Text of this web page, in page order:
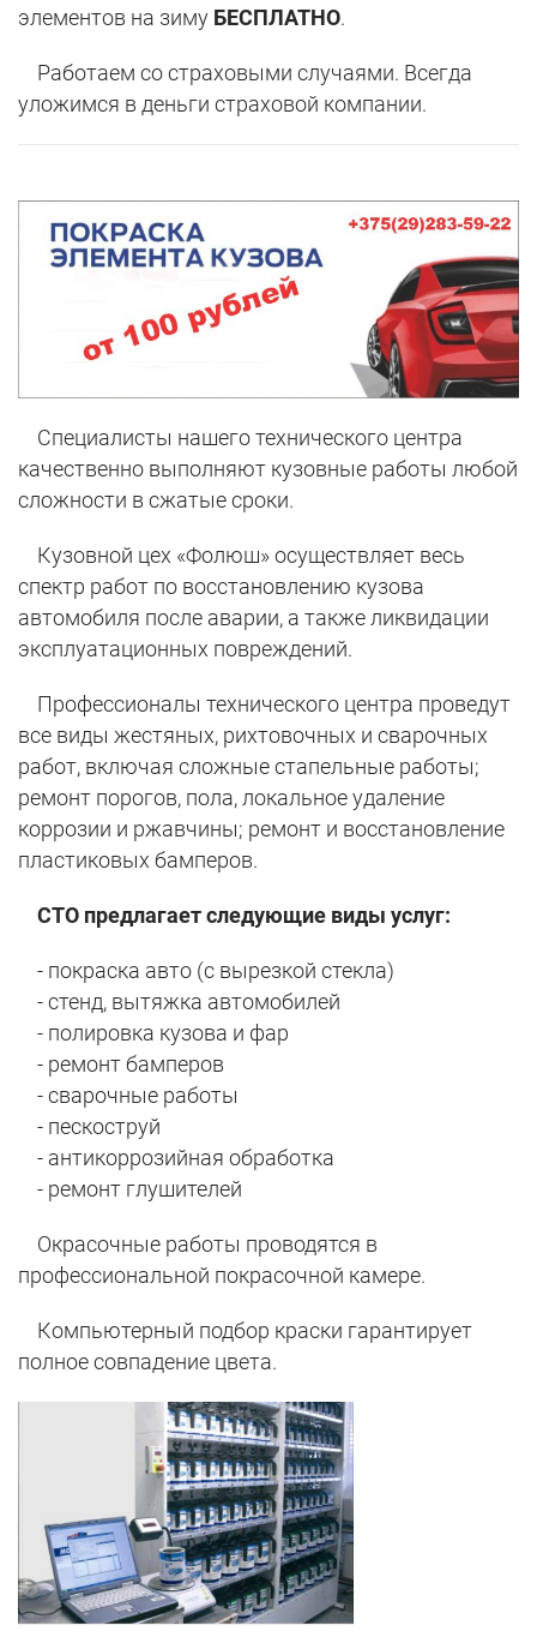
элементов на зиму БЕСПЛАТНО.
Работаем со страховыми случаями. Всегда
уложимся в деньги страховой компании.
Специалисты нашего технического центра
качественно выполняют кузовные работы любой
сложности в сжатые сроки.
Кузовной цех «Фолюш» осуществляет весь
спектр работ по восстановлению кузова
автомобиля после аварии, а также ликвидации
эксплуатационных повреждений.
Профессионалы технического центра проведут
все виды жестяных, рихтовочных и сварочных
работ, включая сложные стапельные работы;
ремонт порогов, пола, локальное удаление
коррозии и ржавчины; ремонт и восстановление
пластиковых бамперов.
СТО предлагает следующие виды услуг:
- покраска авто (с вырезкой стекла)
- стенд, вытяжка автомобилей
- полировка кузова и фар
- ремонт бамперов
- сварочные работы
- пескоструй
- антикоррозийная обработка
- ремонт глушителей
Окрасочные работы проводятся в
профессиональной покрасочной камере.
Компьютерный подбор краски гарантирует
полное совпадение цвета.